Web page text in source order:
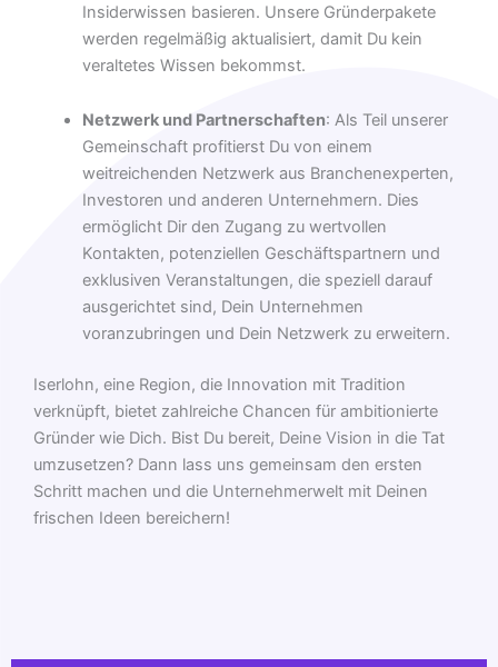
Insiderwissen basieren. Unsere Gründerpakete
werden regelmäßig aktualisiert, damit Du kein
veraltetes Wissen bekommst.
Netzwerk und Partnerschaften: Als Teil unserer
Gemeinschaft profitierst Du von einem
weitreichenden Netzwerk aus Branchenexperten,
Investoren und anderen Unternehmern. Dies
ermöglicht Dir den Zugang zu wertvollen
Kontakten, potenziellen Geschäftspartnern und
exklusiven Veranstaltungen, die speziell darauf
ausgerichtet sind, Dein Unternehmen
voranzubringen und Dein Netzwerk zu erweitern.
Iserlohn, eine Region, die Innovation mit Tradition
verknüpft, bietet zahlreiche Chancen für ambitionierte
Gründer wie Dich. Bist Du bereit, Deine Vision in die Tat
umzusetzen? Dann lass uns gemeinsam den ersten
Schritt machen und die Unternehmerwelt mit Deinen
frischen Ideen bereichern!